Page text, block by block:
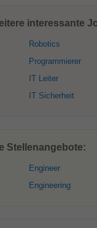
interessante
Robotics
Programmierer
IT Leiter
IT Sicherheit
Stellenangebote:
Engineer
Engineering